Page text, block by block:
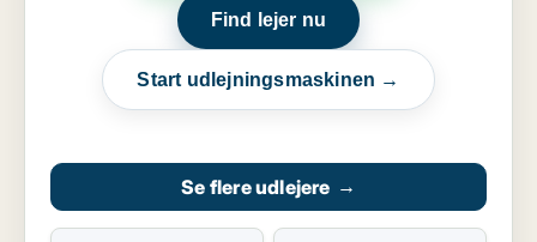
Find lejer nu
Start udlejningsmaskinen →
Se flere udlejere →